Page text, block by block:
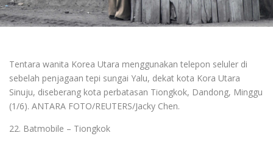
Tentara wanita Korea Utara menggunakan telepon seluler di
sebelah penjagaan tepi sungai Yalu, dekat kota Kora Utara
Sinuju, diseberang kota perbatasan Tiongkok, Dandong, Minggu
(1/6). ANTARA FOTO/REUTERS/Jacky Chen.
22. Batmobile – Tiongkok